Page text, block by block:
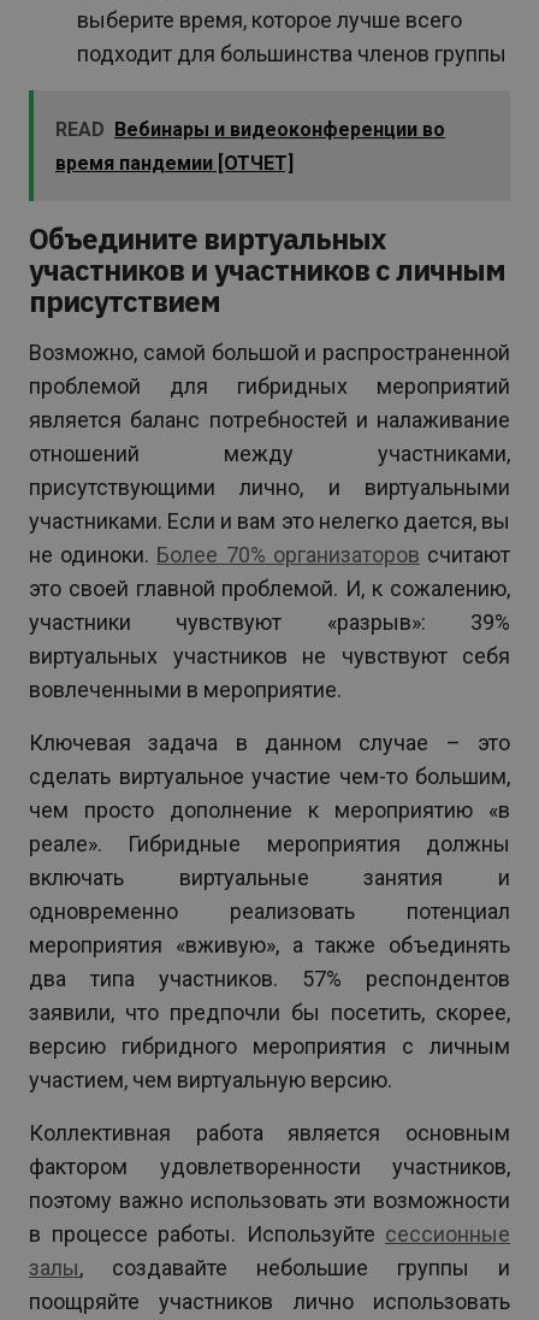
выберите время, которое лучше всего
подходит для большинства членов группы
READ Вебинары и видеоконференции во
время пандемии [ОТЧЕТ]
Объедините виртуальных
участников и участников с личным
присутствием
Возможно, самой большой и распространенной
проблемой для гибридных мероприятий
является баланс потребностей и налаживание
отношений между участниками,
присутствующими лично, и виртуальными
участниками. Если и вам это нелегко дается, вы
не одиноки. Более 70% организаторов считают
это своей главной проблемой. И, к сожалению,
участники чувствуют «разрыв»: 39%
виртуальных участников не чувствуют себя
вовлеченными в мероприятие.
Ключевая задача в данном случае – это
сделать виртуальное участие чем-то большим,
чем просто дополнение к мероприятию «в
реале». Гибридные мероприятия должны
включать виртуальные занятия и
одновременно реализовать потенциал
мероприятия «вживую», а также объединять
два типа участников. 57% респондентов
заявили, что предпочли бы посетить, скорее,
версию гибридного мероприятия с личным
участием, чем виртуальную версию.
Коллективная работа является основным
фактором удовлетворенности участников,
поэтому важно использовать эти возможности
в процессе работы. Используйте сессионные
залы, создавайте небольшие группы и
поощряйте участников лично использовать